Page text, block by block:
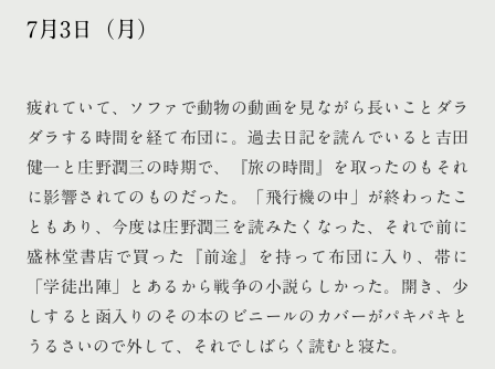
7月3日（月）
疲れていて、ソファで動物の動画を見ながら長いことダラ
ダラする時間を経て布団に。過去日記を読んでいると吉田
健一と庄野潤三の時期で、『旅の時間』を取ったのもそれ
に影響されてのものだった。「飛行機の中」が終わったこ
ともあり、今度は庄野潤三を読みたくなった、それで前に
盛林堂書店で買った『前途』を持って布団に入り、帯に
「学徒出陣」とあるから戦争の小説らしかった。開き、少
しすると函入りのその本のビニールのカバーがパキパキと
うるさいので外して、それでしばらく読むと寝た。